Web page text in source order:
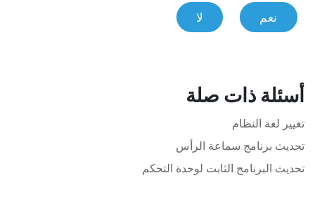
نعم لا
أسئلة ذات صلة
تغيير لغة النظام
تحديث برنامج سماعة الرأس
تحديث البرنامج الثابت لوحدة التحكم